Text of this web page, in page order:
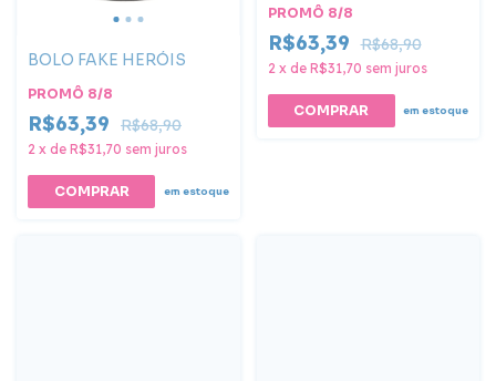
BOLO FAKE HERÓIS
PROMÔ 8/8
R$63,39 R$68,90
2 x de R$31,70 sem juros
COMPRAR em estoque
PROMÔ 8/8
R$63,39 R$68,90
2 x de R$31,70 sem juros
COMPRAR em estoque